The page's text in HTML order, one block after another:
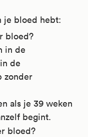
je bloed hebt:
bloed?
in de
de
zonder
als je 39 weken
begint.
bloed?